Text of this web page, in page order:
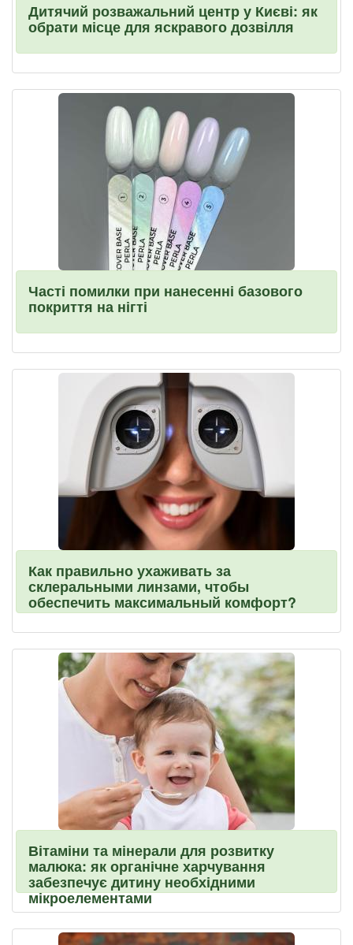
Дитячий розважальний центр у Києві: як
обрати місце для яскравого дозвілля
Часті помилки при нанесенні базового
покриття на нігті
Как правильно ухаживать за
склеральными линзами, чтобы
обеспечить максимальный комфорт?
Вітаміни та мінерали для розвитку
малюка: як органічне харчування
забезпечує дитину необхідними
мікроелементами